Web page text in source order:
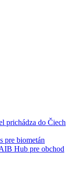
prichádza do Čiech
pre biometán
Hub pre obchod